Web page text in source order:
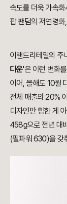
속도를 더욱 가속
팝 팬덤의 저연령
이랜드리테일의
다운'은 이런 변화
이어, 올해도 10월
전체 매출의 20%
디자인만 힙한 게
458g으로 전년 대
(필파워 630)을 갖